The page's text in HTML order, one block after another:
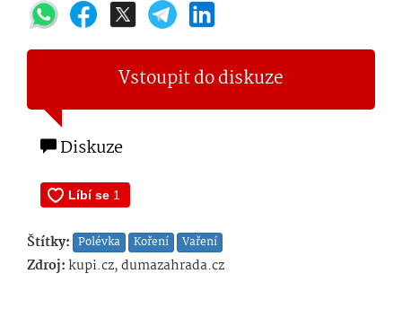
Vstoupit do diskuze
Diskuze
Štítky: Polévka Koření Vaření
Zdroj:kupi.cz, dumazahrada.cz